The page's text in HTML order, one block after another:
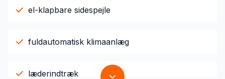
el-klapbare sidespejle
fuldautomatisk klimaanlæg
læderindtræk